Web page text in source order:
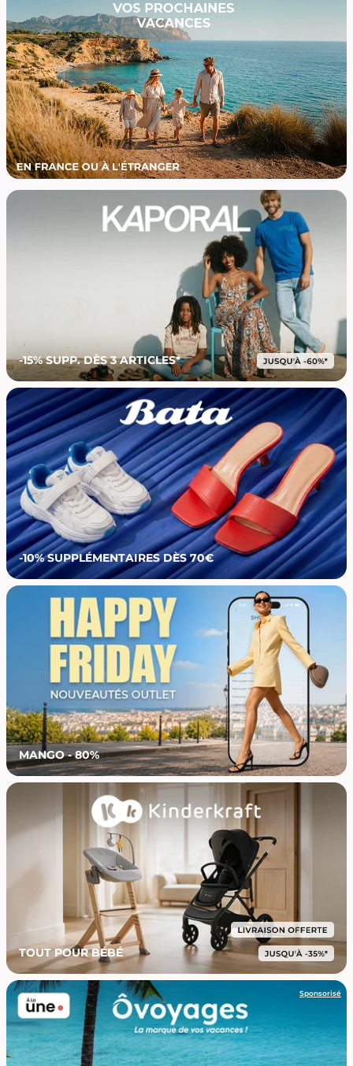
-15% SUPP. DÈS 3 ARTICLES*
-10% SUPPLÉMENTAIRES DÈS 70€
MANGO - 80%
TOUT POUR BÉBÉ
Sponsorisé